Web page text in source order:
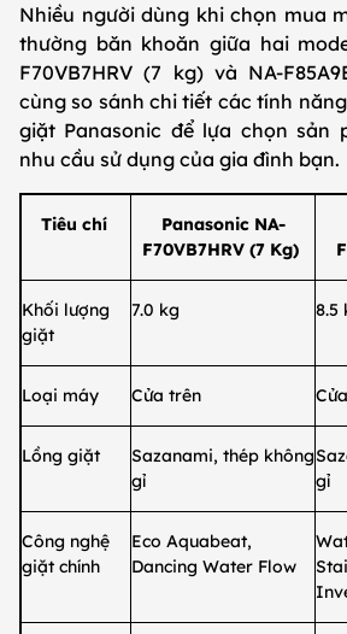
Nhiều người dùng khi chọn mua
thường băn khoăn giữa hai
F70VB7HRV (7 kg) và NA-
cùng so sánh chi tiết các tính
giặt Panasonic để lựa chọn sản
nhu cầu sử dụng của gia đình bạn.
Tiêu chí
Panasonic NA-
F70VB7HRV (7 Kg)
Khối lượng
giặt
7.0 kg 8.5
Loại máy Cửa trên
Lồng giặt
Sazanami, thép không
gỉ
gỉ
Công nghệ
giặt chính
Eco Aquabeat,
Dancing Water Flow